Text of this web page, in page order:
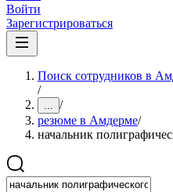
Войти
Зарегистрироваться
Поиск сотрудников в
/
... /
резюме в Амдерме/
начальник